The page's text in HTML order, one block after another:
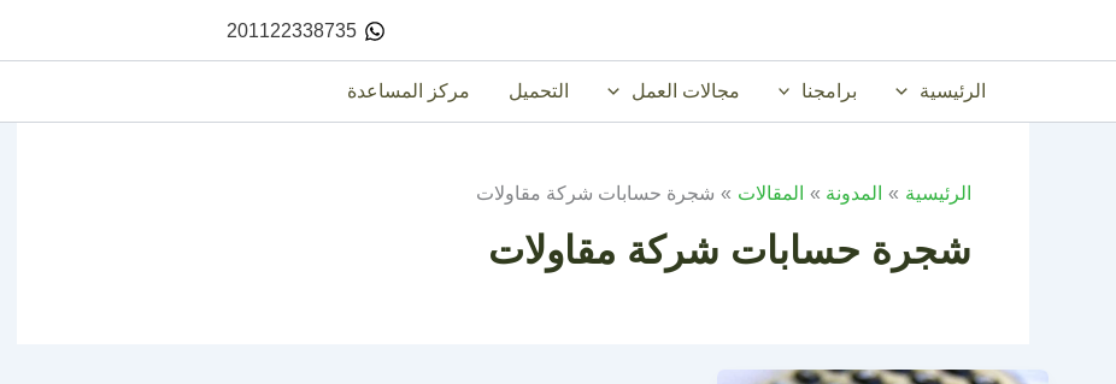
201122338735
الرئيسية برامجنا مجالات العمل التحميل مركز المساعدة
الرئيسية المدونة المقالات شجرة حسابات شركة مقاولات
شجرة حسابات شركة مقاولات